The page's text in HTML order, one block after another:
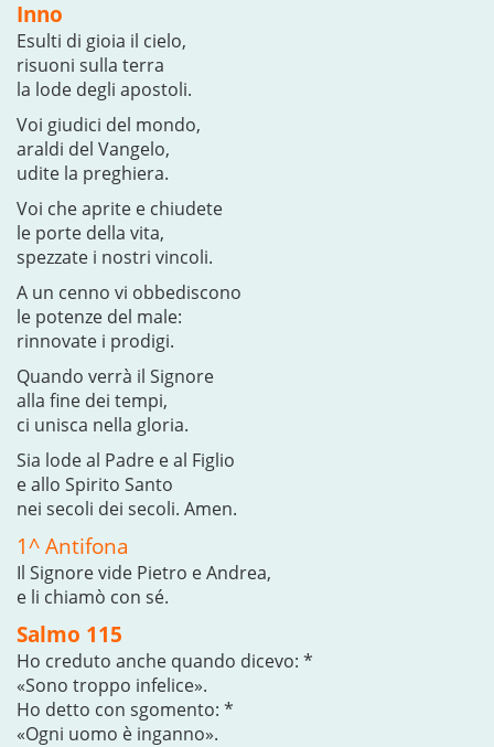
Inno
Esulti di gioia il cielo,
risuoni sulla terra
la lode degli apostoli.
Voi giudici del mondo,
araldi del Vangelo,
udite la preghiera.
Voi che aprite e chiudete
le porte della vita,
spezzate i nostri vincoli.
A un cenno vi obbediscono
le potenze del male:
rinnovate i prodigi.
Quando verrà il Signore
alla fine dei tempi,
ci unisca nella gloria.
Sia lode al Padre e al Figlio
e allo Spirito Santo
nei secoli dei secoli. Amen.
1^ Antifona
Il Signore vide Pietro e Andrea,
e li chiamò con sé.
Salmo 115
Ho creduto anche quando dicevo: *
«Sono troppo infelice».
Ho detto con sgomento: *
«Ogni uomo è inganno».